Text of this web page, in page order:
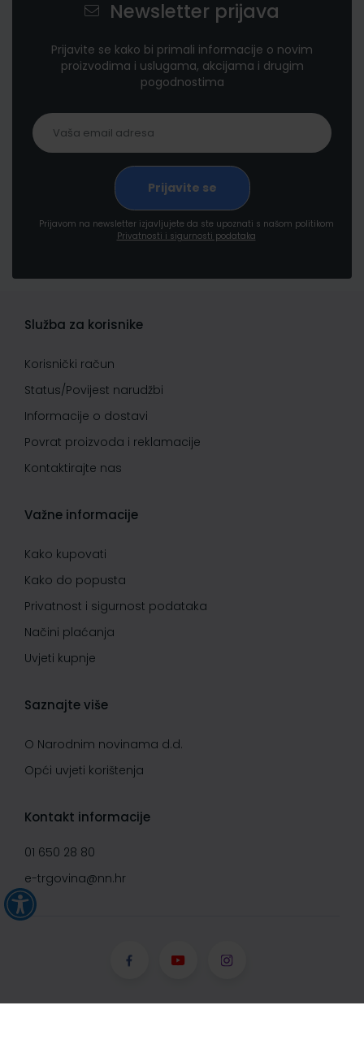
Newsletter prijava
Prijavite se kako bi primali informacije o novim
proizvodima i uslugama, akcijama i drugim
pogodnostima
Prijavom na newsletter izjavljujete da ste upoznati s našom politikom
Privatnosti i sigurnosti podataka
Služba za korisnike
Korisnički račun
Status/Povijest narudžbi
Informacije o dostavi
Povrat proizvoda i reklamacije
Kontaktirajte nas
Važne informacije
Kako kupovati
Kako do popusta
Privatnost i sigurnost podataka
Načini plaćanja
Uvjeti kupnje
Saznajte više
O Narodnim novinama d.d.
Opći uvjeti korištenja
Kontakt informacije
01 650 28 80
e-trgovina@nn.hr